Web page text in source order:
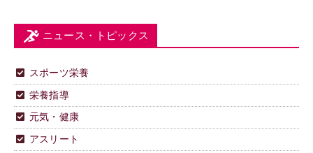
ニュース・トピックス
スポーツ栄養
栄養指導
元気・健康
アスリート